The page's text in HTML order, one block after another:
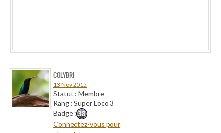
COLYBRI
13 Nov 2015
Statut : Membre
Rang : Super Loco 3
Badge :
Connectez-vous pour